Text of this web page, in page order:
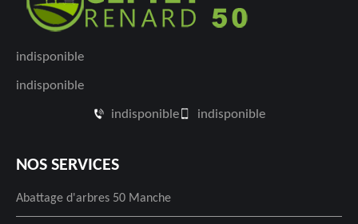
indisponible
indisponible
indisponible indisponible
NOS SERVICES
Abattage d'arbres 50 Manche